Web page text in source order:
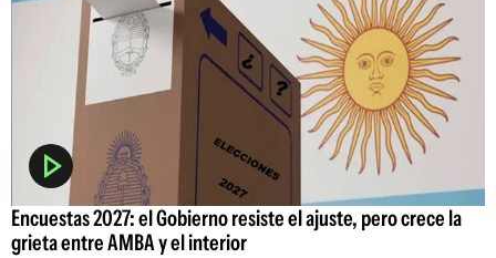
Encuestas 2027: el Gobierno resiste el ajuste, pero crece la
grieta entre AMBA y el interior